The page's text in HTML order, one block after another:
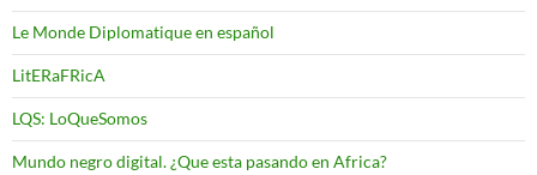
Le Monde Diplomatique en español
LitERaFRicA
LQS: LoQueSomos
Mundo negro digital. ¿Que esta pasando en Africa?